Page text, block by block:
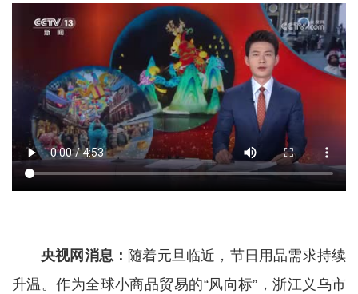
央视网消息： 随着元旦临近，节日用品需求持续
升温。作为全球小商品贸易的“风向标”，浙江义乌市